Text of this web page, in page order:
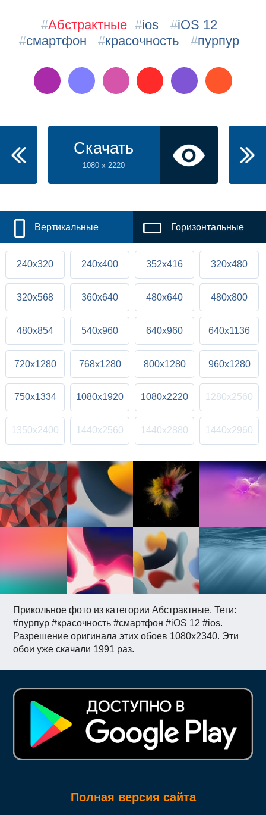
Прикольное фото из категории Абстрактные. Теги:
#пурпур #красочность #смартфон #iOS 12 #ios.
Разрешение оригинала этих обоев 1080x2340. Эти
обои уже скачали 1991 раз.
#Абстрактные #ios #iOS 12
#смартфон #красочность #пурпур
Скачать
1080 x 2220
Вертикальные Горизонтальные
240x320 240x400 352x416 320x480
320x568 360x640 480x640 480x800
480x854 540x960 640x960 640x1136
720x1280 768x1280 800x1280 960x1280
750x1334 1080x1920 1080x2220 1280x2560
1350x2400 1440x2560 1440x2880 1440x2960
Полная версия сайта